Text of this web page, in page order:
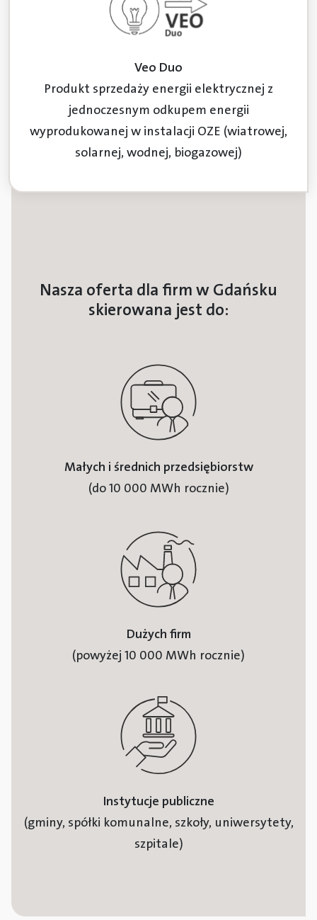
Veo Duo
Produkt sprzedaży energii elektrycznej z
jednoczesnym odkupem energii
wyprodukowanej w instalacji OZE (wiatrowej,
solarnej, wodnej, biogazowej)
Nasza oferta dla firm w Gdańsku
skierowana jest do:
Małych i średnich przedsiębiorstw
(do 10 000 MWh rocznie)
Dużych firm
(powyżej 10 000 MWh rocznie)
Instytucje publiczne
(gminy, spółki komunalne, szkoły, uniwersytety,
szpitale)